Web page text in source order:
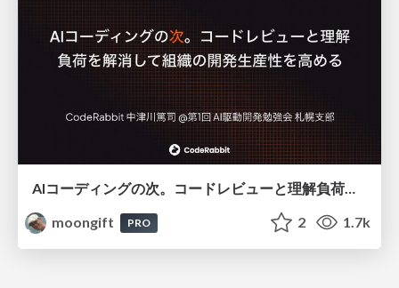
AIコーディングの次。コードレビューと理解負荷を解消して組織の開発生産性を高める
moongift
PRO 2 1.7k